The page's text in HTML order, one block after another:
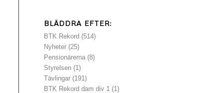
BLÄDDRA EFTER:
BTK Rekord (514)
Nyheter (25)
Pensionärerna (8)
Styrelsen (1)
Tävlingar (191)
BTK Rekord dam div 1 (1)